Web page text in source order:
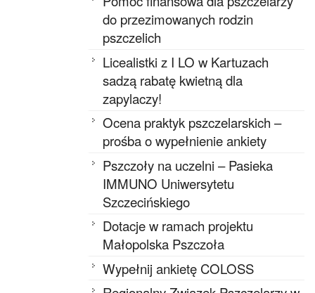
do przezimowanych rodzin
pszczelich
Licealistki z I LO w Kartuzach
sadzą rabatę kwietną dla
zapylaczy!
Ocena praktyk pszczelarskich –
prośba o wypełnienie ankiety
Pszczoły na uczelni – Pasieka
IMMUNO Uniwersytetu
Szczecińskiego
Dotacje w ramach projektu
Małopolska Pszczoła
Wypełnij ankietę COLOSS